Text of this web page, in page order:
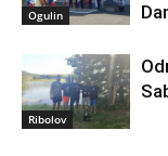
Ogulin
Ribolov